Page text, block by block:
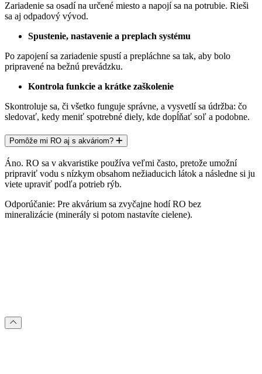
Zariadenie sa osadí na určené miesto a napojí sa na potrubie. Rieši
sa aj odpadový vývod.
Spustenie, nastavenie a preplach systému
Po zapojení sa zariadenie spustí a prepláchne sa tak, aby bolo
pripravené na bežnú prevádzku.
Kontrola funkcie a krátke zaškolenie
Skontroluje sa, či všetko funguje správne, a vysvetlí sa údržba: čo
sledovať, kedy meniť spotrebné diely, kde dopĺňať soľ a podobne.
Pomôže mi RO aj s akváriom?
Áno. RO sa v akvaristike používa veľmi často, pretože umožní
pripraviť vodu s nízkym obsahom nežiaducich látok a následne si ju
viete upraviť podľa potrieb rýb.
Odporúčanie: Pre akvárium sa zvyčajne hodí RO bez
mineralizácie (minerály si potom nastavíte cielene).